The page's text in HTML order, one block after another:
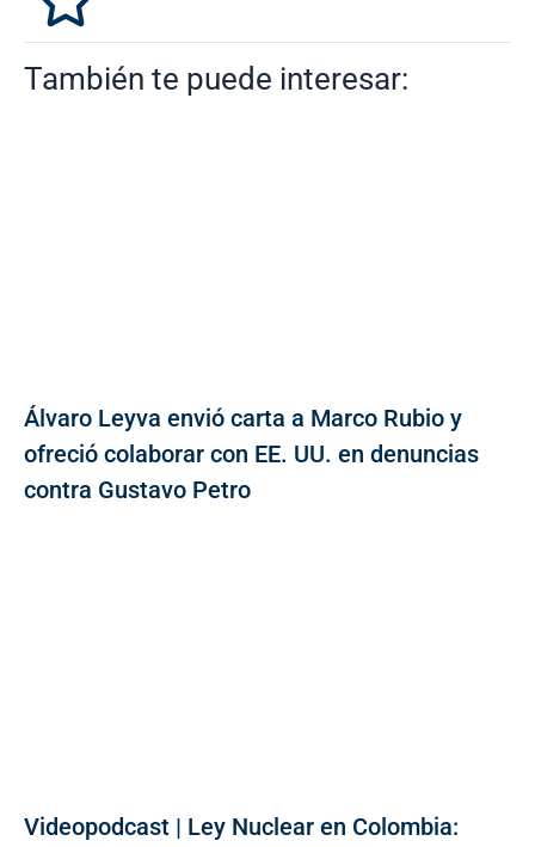
También te puede interesar:
Álvaro Leyva envió carta a Marco Rubio y
ofreció colaborar con EE. UU. en denuncias
contra Gustavo Petro
Videopodcast | Ley Nuclear en Colombia: